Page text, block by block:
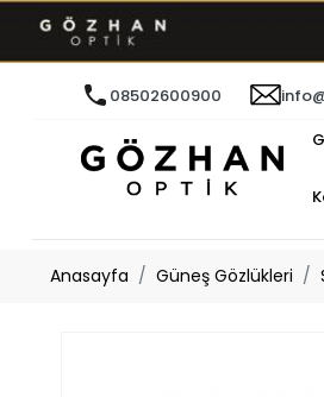
08502600900
Anasayfa Güneş Gözlükleri